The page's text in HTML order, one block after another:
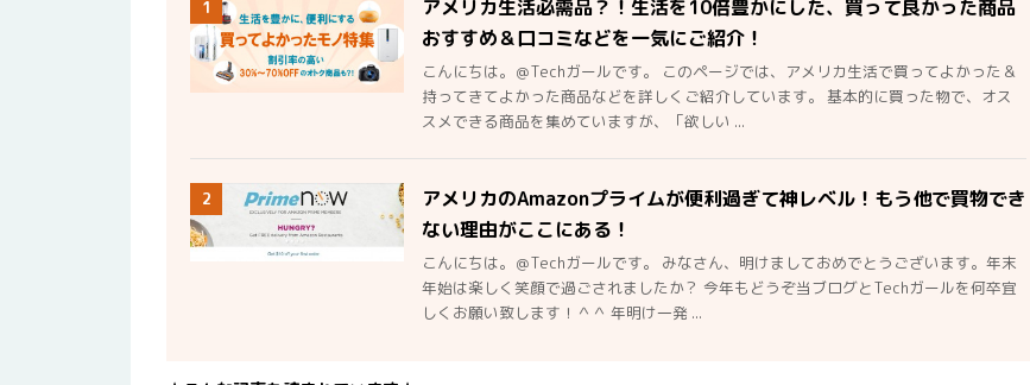
1
アメリカ生活必需品？！生活を10倍豊かにした、買って良かった商品
おすすめ＆口コミなどを一気にご紹介！
こんにちは。＠Techガールです。 このページでは、アメリカ生活で買ってよかった＆
持ってきてよかった商品などを詳しくご紹介しています。 基本的に買った物で、オス
スメできる商品を集めていますが、「欲しい ...
2
アメリカのAmazonプライムが便利過ぎて神レベル！もう他で買物でき
ない理由がここにある！
こんにちは。＠Techガールです。 みなさん、明けましておめでとうございます。年末
年始は楽しく笑顔で過ごされましたか？ 今年もどうぞ当ブログとTechガールを何卒宜
しくお願い致します！＾＾ 年明け一発 ...